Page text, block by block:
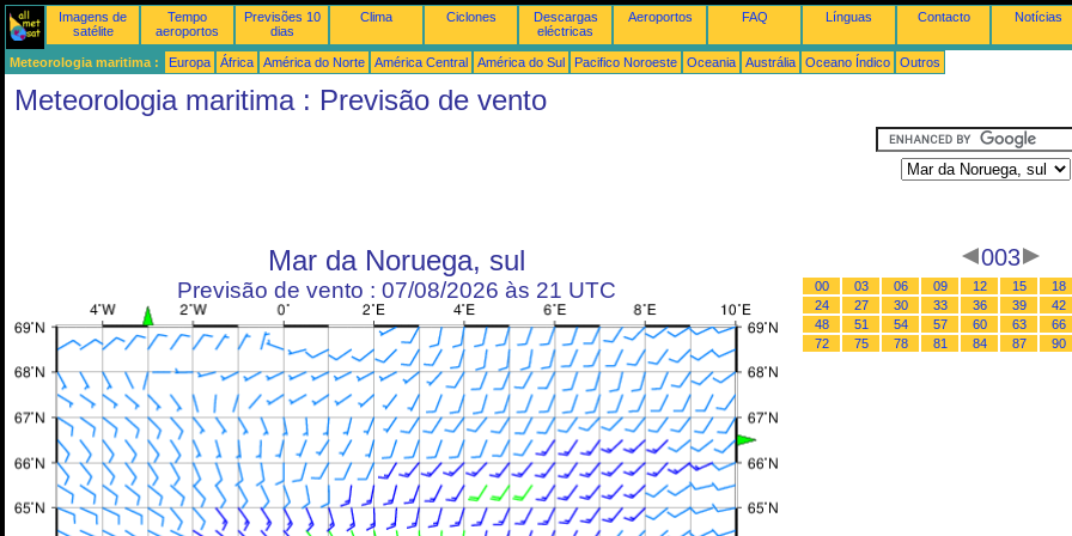
Imagens de
satélite
Tempo
aeroportos
Previsões 10
dias
Clima Ciclones
Descargas
eléctricas
Aeroportos FAQ Línguas Contacto Notícias
Meteorologia maritima : Europa África América do Norte América Central América do Sul Pacifico Noroeste Oceania Austrália Oceano Índico Outros
Meteorologia maritima : Previsão de vento
Mar da Noruega, sul
Previsão de vento : 07/08/2026 às 21 UTC
003
00 03 06 09 12 15
18
24
27 30 33 36 39
42
48
51 54 57 60 63
66
72
75 78 81 84 87 90